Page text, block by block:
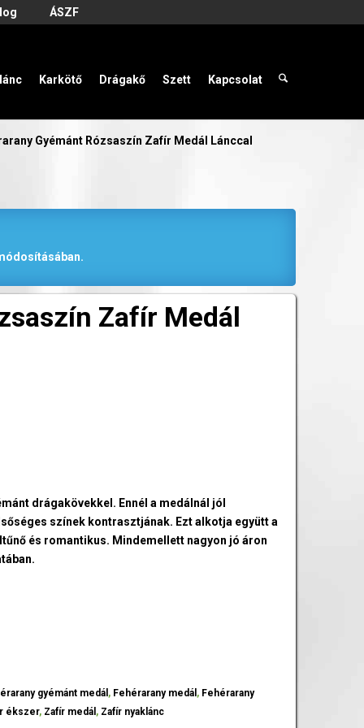
ÁSZF
Karkötő Drágakő Szett Kapcsolat
Gyémánt Rózsaszín Zafír Medál Lánccal
Zafír Medál
drágakövekkel. Ennél a medálnál jól
színek kontrasztjának. Ezt alkotja együtt a
és romantikus. Mindemellett nagyon jó áron
gyémánt medál , Fehérarany medál , Fehérarany
ékszer, Zafír medál , Zafír nyaklánc